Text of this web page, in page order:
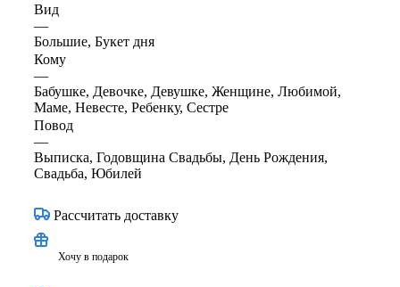
Вид
—
Большие, Букет дня
Кому
—
Бабушке, Девочке, Девушке, Женщине, Любимой,
Маме, Невесте, Ребенку, Сестре
Повод
—
Выписка, Годовщина Свадьбы, День Рождения,
Свадьба, Юбилей
Рассчитать доставку
Хочу в подарок